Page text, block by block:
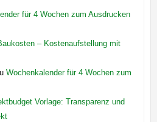
für 4 Wochen zum Ausdrucken
– Kostenaufstellung mit
Wochenkalender für 4 Wochen zum
Vorlage: Transparenz und